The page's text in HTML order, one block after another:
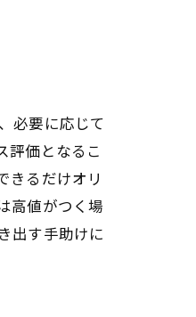
必要に応じて
評価となるこ
きるだけオリ
高値がつく場
出す手助けに